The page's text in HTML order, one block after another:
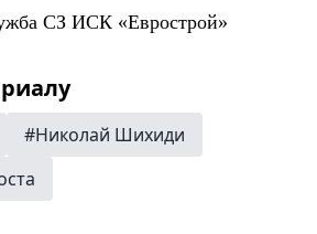
СЗ ИСК «Еврострой»
#Николай Шихиди